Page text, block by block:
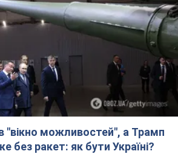
"вікно можливостей", а Трамп
без ракет: як бути Україні?